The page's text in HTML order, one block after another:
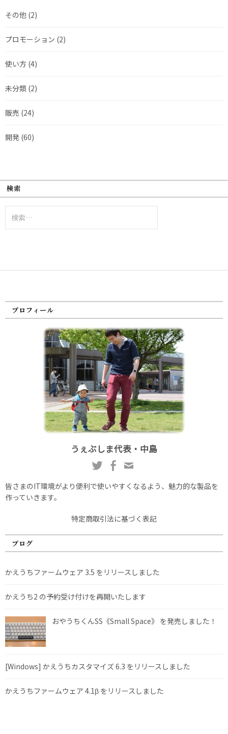
その他 (2)
プロモーション (2)
使い方 (4)
未分類 (2)
販売 (24)
開発 (60)
検索
索:
プロフィール
うぇぶしま代表・中島
皆さまのIT環境がより便利で使いやすくなるよう、魅力的な製品を
作っていきます。
特定商取引法に基づく表記
ブログ
かえうちファームウェア 3.5 をリリースしました
かえうち2 の予約受け付けを再開いたします
おやうちくんSS《Small Space》 を発売しました！
[Windows] かえうちカスタマイズ 6.3 をリリースしました
かえうちファームウェア 4.1β をリリースしました